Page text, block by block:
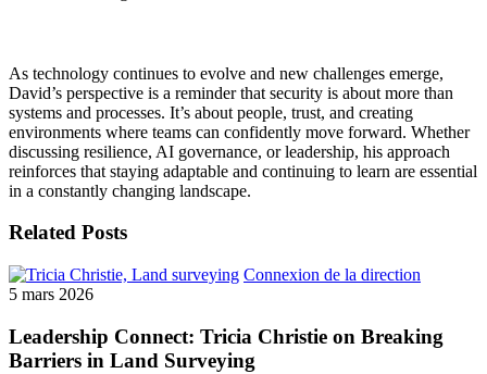
As technology continues to evolve and new challenges emerge,
David’s perspective is a reminder that security is about more than
systems and processes. It’s about people, trust, and creating
environments where teams can confidently move forward. Whether
discussing resilience, AI governance, or leadership, his approach
reinforces that staying adaptable and continuing to learn are essential
in a constantly changing landscape.
Related Posts
Connexion de la direction
5 mars 2026
Leadership Connect: Tricia Christie on Breaking
Barriers in Land Surveying